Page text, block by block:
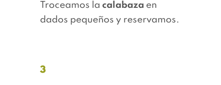
Troceamos la calabaza en
dados pequeños y reservamos.
3